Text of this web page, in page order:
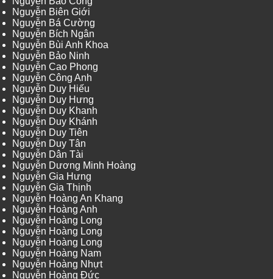
Nguyễn Biên Giới
Nguyễn Bá Cường
Nguyễn Bích Ngân
Nguyễn Bùi Anh Khoa
Nguyễn Bảo Ninh
Nguyễn Cao Phong
Nguyễn Công Anh
Nguyễn Duy Hiếu
Nguyễn Duy Hưng
Nguyễn Duy Khanh
Nguyễn Duy Khánh
Nguyễn Duy Tiên
Nguyễn Duy Tân
Nguyễn Dân Tài
Nguyễn Dương Minh Hoàng
Nguyễn Gia Hưng
Nguyễn Gia Thịnh
Nguyễn Hoàng An Khang
Nguyễn Hoàng Anh
Nguyễn Hoàng Long
Nguyễn Hoàng Long
Nguyễn Hoàng Long
Nguyễn Hoàng Nam
Nguyễn Hoàng Nhựt
Nguyễn Hoàng Đức